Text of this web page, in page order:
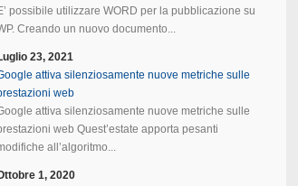
possibile utilizzare WORD per la pubblicazione su
Creando un nuovo documento...
23, 2021
attiva silenziosamente nuove metriche sulle
web
attiva silenziosamente nuove metriche sulle
web Quest’estate apporta pesanti
all’algoritmo...
1, 2020